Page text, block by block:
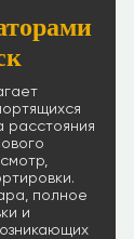
расстояния
полное
и